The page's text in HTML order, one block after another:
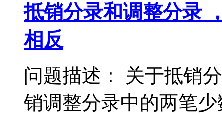
抵销分录和调整分录
相反
问题描述： 关于抵销
销调整分录中的两笔